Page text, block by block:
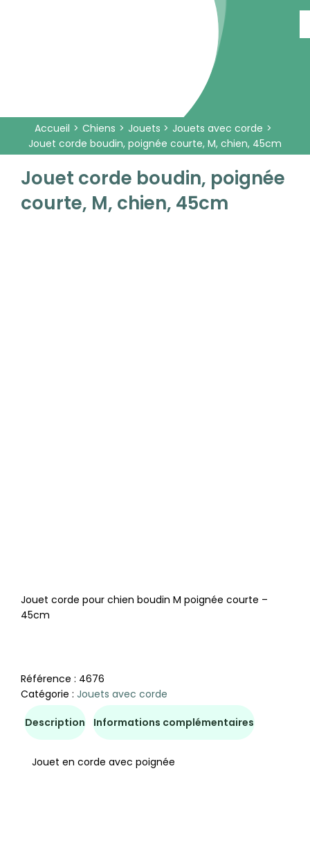
Accueil Chiens Jouets
Jouets avec corde
Jouet corde boudin, poignée courte, M, chien, 45cm
Jouet corde boudin, poignée
courte, M, chien, 45cm
Jouet corde pour chien boudin M poignée courte –
45cm
Référence : 4676
Catégorie : Jouets avec corde
Description Informations complémentaires
Jouet en corde avec poignée